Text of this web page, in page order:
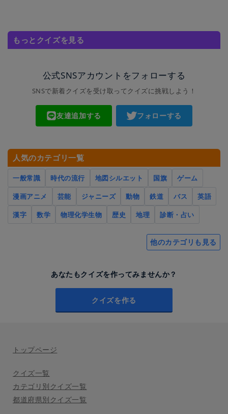
もっとクイズを見る
公式SNSアカウントをフォローする
SNSで新着クイズを受け取ってクイズに挑戦しよう！
友達追加する フォローする
人気のカテゴリ一覧
一般常識 時代の流行 地図シルエット 国旗
ゲーム
漫画アニメ
芸能 ジャニーズ 動物 鉄道 バス
英語
漢字
数学 物理化学生物 歴史 地理 診断・占い
他のカテゴリも見る
あなたもクイズを作ってみませんか？
クイズを作る
トップページ
クイズ一覧
カテゴリ別クイズ一覧
都道府県別クイズ一覧